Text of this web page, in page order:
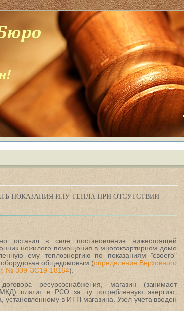
ПОКАЗАНИЯ ИПУ ТЕПЛА ПРИ ОТСУТСТВИИ
оставил в силе постановление нижестоящей
нежилого помещения в многоквартирном доме
ему теплоэнергию по показаниям "своего"
общедомовым (определение Верховного
№ 309-ЭС19-18164).
ресурсоснабжения, магазин (занимает
платит в РСО за ту потребленную энергию,
установленному в ИТП магазина. Узел учета введен